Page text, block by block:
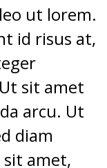
ut lorem.
id risus at,
sit amet
arcu. Ut
diam
amet,